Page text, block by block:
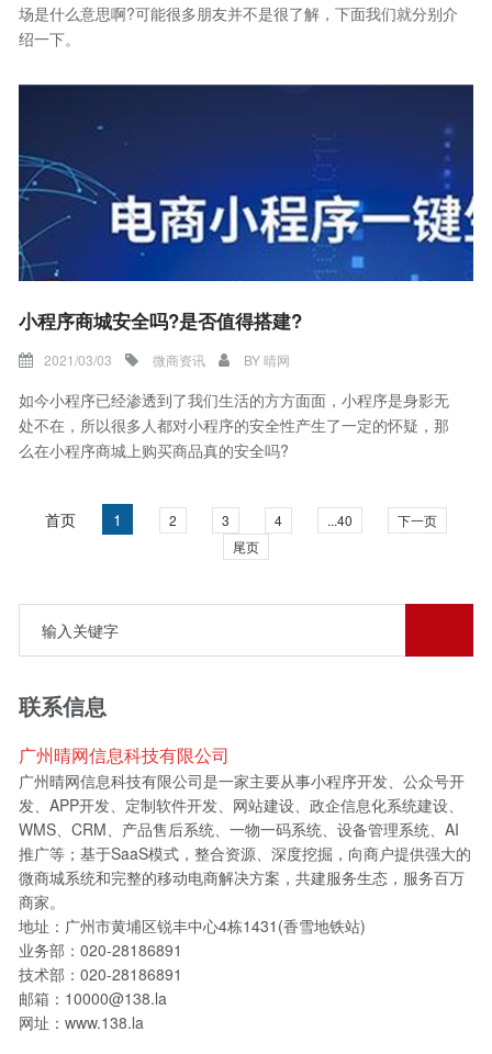
场是什么意思啊?可能很多朋友并不是很了解，下面我们就分别介
绍一下。
小程序商城安全吗?是否值得搭建?
2021/03/03 微商资讯 BY晴网
如今小程序已经渗透到了我们生活的方方面面，小程序是身影无
处不在，所以很多人都对小程序的安全性产生了一定的怀疑，那
么在小程序商城上购买商品真的安全吗?
首页 1 2 3 4 ...40
下一页
尾页
联系信息
广州晴网信息科技有限公司
广州晴网信息科技有限公司是一家主要从事小程序开发、公众号开
发、APP开发、定制软件开发、网站建设、政企信息化系统建设、
WMS、CRM、产品售后系统、一物一码系统、设备管理系统、AI
推广等；基于SaaS模式，整合资源、深度挖掘，向商户提供强大的
微商城系统和完整的移动电商解决方案，共建服务生态，服务百万
商家。
地址：广州市黄埔区锐丰中心4栋1431(香雪地铁站)
业务部：020-28186891
技术部：020-28186891
邮箱：10000@138.la
网址：www.138.la